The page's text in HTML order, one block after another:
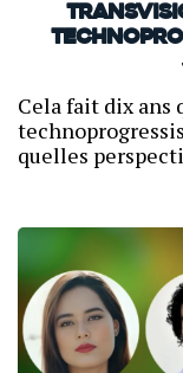
Cela fait dix ans
quelles